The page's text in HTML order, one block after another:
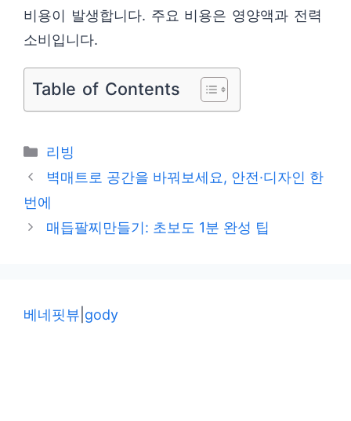
비용이 발생합니다. 주요 비용은 영양액과 전력
소비입니다.
Table of Contents
카
테
리
리빙
벽매트로 공간을 바꿔보세요, 안전·디자인 한
번에
매듭팔찌만들기: 초보도 1분 완성 팁
베네핏뷰 gody